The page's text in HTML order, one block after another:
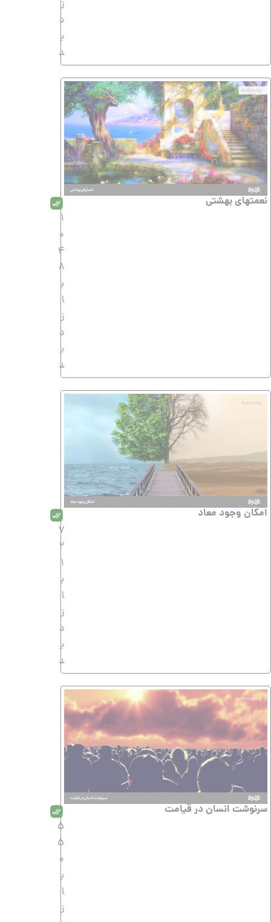
ز
د
ی
د
نعمتهای بهشتی
1
0
4
8
ب
ا
ز
د
ی
د
امکان وجود معاد
7
2
1
ب
ا
ز
د
ی
د
سرنوشت انسان در قیامت
5
5
0
ب
ا
ز